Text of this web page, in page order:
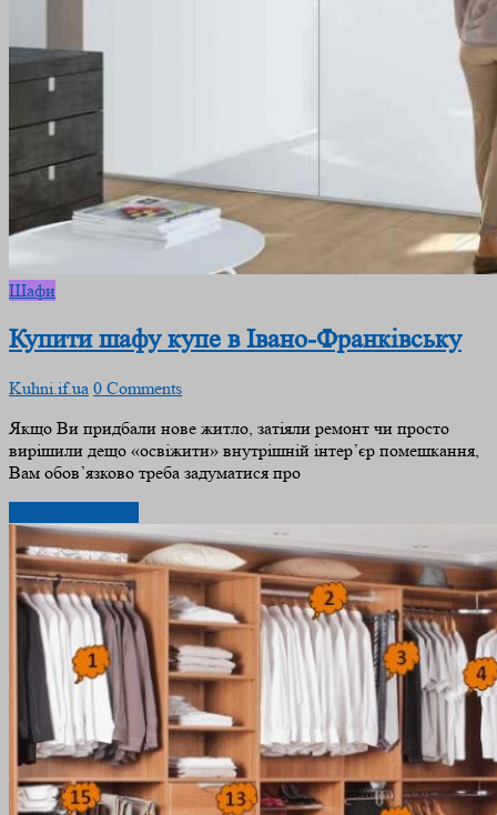
Шафи
Купити шафу купе в Івано-Франківську
Kuhni.if.ua 0 Comments
Якщо Ви придбали нове житло, затіяли ремонт чи просто
вирішили дещо «освіжити» внутрішній інтер’єр помешкання,
Вам обов’язково треба задуматися про